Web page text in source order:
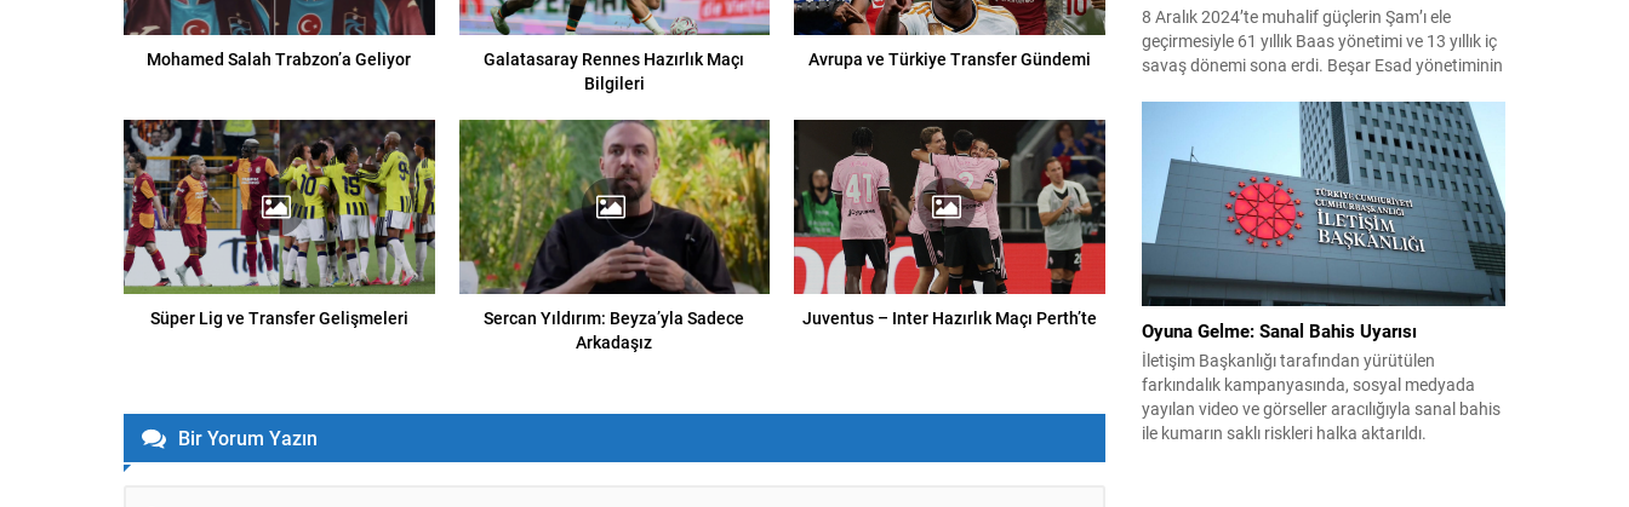
Mohamed Salah Trabzon’a Geliyor
Galatasaray Rennes Hazırlık Maçı
Bilgileri
Avrupa ve Türkiye Transfer Gündemi
Süper Lig ve Transfer Gelişmeleri
Sercan Yıldırım: Beyza’yla Sadece
Arkadaşız
Juventus – Inter Hazırlık Maçı Perth’te
Bir Yorum Yazın
8 Aralık 2024’te muhalif güçlerin Şam’ı ele
geçirmesiyle 61 yıllık Baas yönetimi ve 13 yıllık iç
savaş dönemi sona erdi. Beşar Esad yönetiminin
boşlukla karşı karşıya kaldı; Esad ise destekçisi
Rusya’ya sığındı. Yeni dönemde Suriye, barış ve
normalleşme adımları atarken Rusya ile...
Oyuna Gelme: Sanal Bahis Uyarısı
İletişim Başkanlığı tarafından yürütülen
farkındalık kampanyasında, sosyal medyada
yayılan video ve görseller aracılığıyla sanal bahis
ile kumarın saklı riskleri halka aktarıldı.